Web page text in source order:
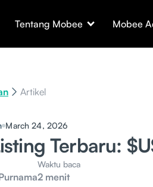
Tentang Mobee Mobee
Artikel
March 24, 2026
Terbaru:
Waktu baca
2 menit